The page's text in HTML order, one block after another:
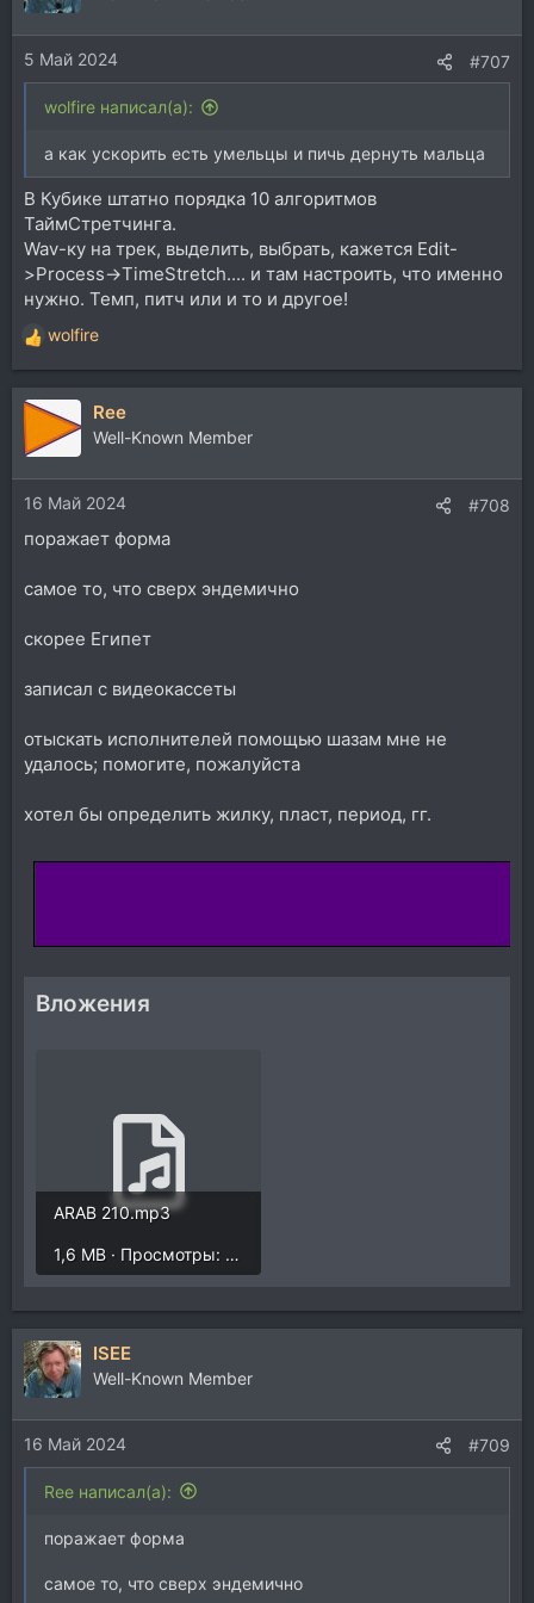
5 Май 2024 #707
wolfire написал(а):
а как ускорить есть умельцы и пичь дернуть мальца
B Кубике штатно порядка 10 алгоритмов
ТаймСтретчинга.
Wav-ку на трек, выделить, выбрать, кажется Edit-
>Process->TimeStretch.... и там настроить, что именно
нужно. Темп, питч или и то и другое!
Р
е
а
к
ц
и
и
:
wolfire
Ree
Well-Known Member
16 Май 2024 #708
поражает форма
самое то, что сверх эндемично
скорее Египет
записал с видеокассеты
отыскать исполнителей помощью шазам мне не
удалось; помогите, пожалуйста
хотел бы определить жилку, пласт, период, гг.
Вложения
ARAB 210.mp3
1,6 MB · Просмотры: 1.372
ISEE
Well-Known Member
16 Май 2024 #709
Ree написал(а):
поражает форма
самое то, что сверх эндемично